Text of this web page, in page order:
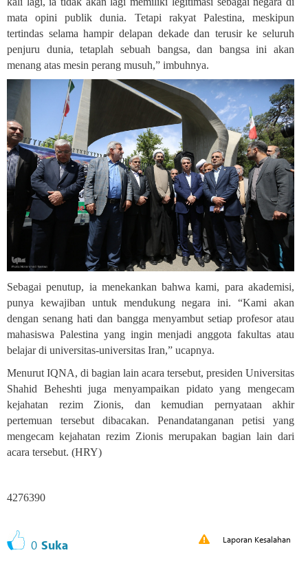
mata opini publik dunia. Tetapi rakyat Palestina, meskipun
tertindas selama hampir delapan dekade dan terusir ke seluruh
penjuru dunia, tetaplah sebuah bangsa, dan bangsa ini akan
menang atas mesin perang musuh,” imbuhnya.
Sebagai penutup, ia menekankan bahwa kami, para akademisi,
punya kewajiban untuk mendukung negara ini. “Kami akan
dengan senang hati dan bangga menyambut setiap profesor atau
mahasiswa Palestina yang ingin menjadi anggota fakultas atau
belajar di universitas-universitas Iran,” ucapnya.
Menurut IQNA, di bagian lain acara tersebut, presiden Universitas
Shahid Beheshti juga menyampaikan pidato yang mengecam
kejahatan rezim Zionis, dan kemudian pernyataan akhir
pertemuan tersebut dibacakan. Penandatanganan petisi yang
mengecam kejahatan rezim Zionis merupakan bagian lain dari
acara tersebut. (HRY)
4276390
0 Suka Laporan Kesalahan